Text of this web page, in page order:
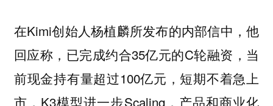
在Kimi创始人杨植麟所发布的内部信中，他
回应称，已完成约合35亿元的C轮融资，当
前现金持有量超过100亿元，短期不着急上
市，K3模型进一步Scaling，产品和商业化